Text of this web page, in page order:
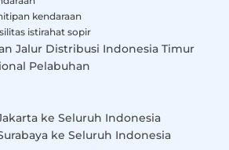
kendaraan
istirahat sopir
Jalur Distribusi Indonesia Timur
Pelabuhan
ke Seluruh Indonesia
ke Seluruh Indonesia